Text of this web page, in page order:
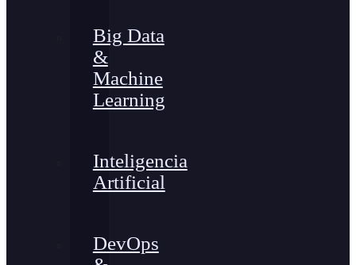
Big Data
&
Machine
Learning
Inteligencia
Artificial
DevOps